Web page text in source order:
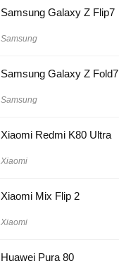
Samsung Galaxy Z Flip7
Samsung
Samsung Galaxy Z Fold7
Samsung
Xiaomi Redmi K80 Ultra
Xiaomi
Xiaomi Mix Flip 2
Xiaomi
Huawei Pura 80